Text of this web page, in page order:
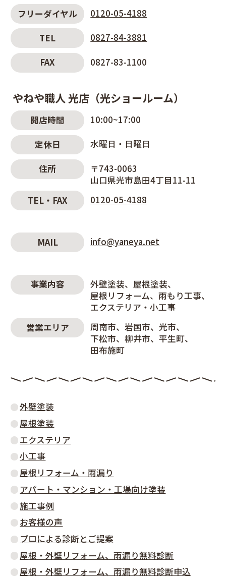
フリーダイヤル
0120-05-4188
TEL 0827-84-3881
FAX 0827-83-1100
やねや職人 光店（光ショールーム）
開店時間 10:00~17:00
定休日 水曜日・日曜日
住所
〒743-0063
山口県光市島田4丁目11-11
TEL・FAX
0120-05-4188
MAIL info@yaneya.net
事業内容 外壁塗装
屋根塗装
屋根リフォーム
雨もり工事
エクステリア・小工事
営業エリア
周南市 岩国市
光市
下松市
柳井市
平生町
田布施町
外壁塗装
屋根塗装
エクステリア
小工事
屋根リフォーム・雨漏り
アパート・マンション・工場向け塗装
施工事例
お客様の声
プロによる診断とご提案
屋根・外壁リフォーム、雨漏り無料診断
屋根・外壁リフォーム、雨漏り無料診断申込